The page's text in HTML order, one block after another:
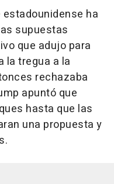
ha
supuestas
que adujo para
la tregua a la
rechazaba
apuntó que
hasta que las
una propuesta y